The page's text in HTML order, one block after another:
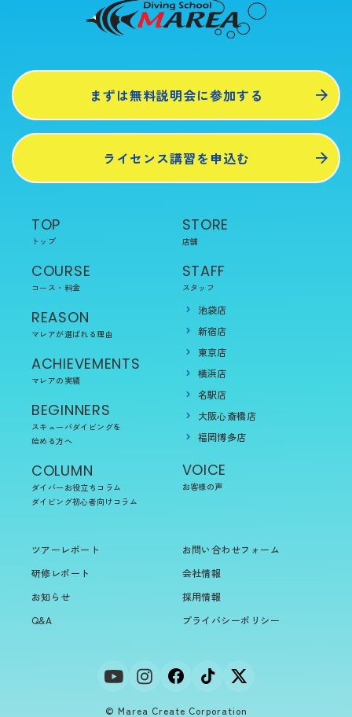
まずは無料説明会に参加する
ライセンス講習を申込む
TOP
トップ
COURSE
コース・料金
REASON
マレアが選ばれる理由
ACHIEVEMENTS
マレアの実績
BEGINNERS
スキューバダイビングを
始める方へ
COLUMN
ダイバーお役立ちコラム
ダイビング初心者向けコラム
STORE
店舗
STAFF
スタッフ
池袋店
新宿店
東京店
横浜店
名駅店
大阪心斎橋店
福岡博多店
VOICE
お客様の声
ツアーレポート
研修レポート
お知らせ
Q&A
お問い合わせフォーム
会社情報
採用情報
プライバシーポリシー
© Marea Create Corporation